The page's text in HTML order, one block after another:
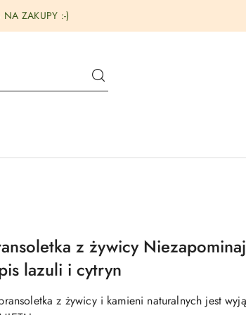
NA ZAKUPY :-)
z żywicy
lazuli i cytryn
z żywicy i kamieni naturalnych jest